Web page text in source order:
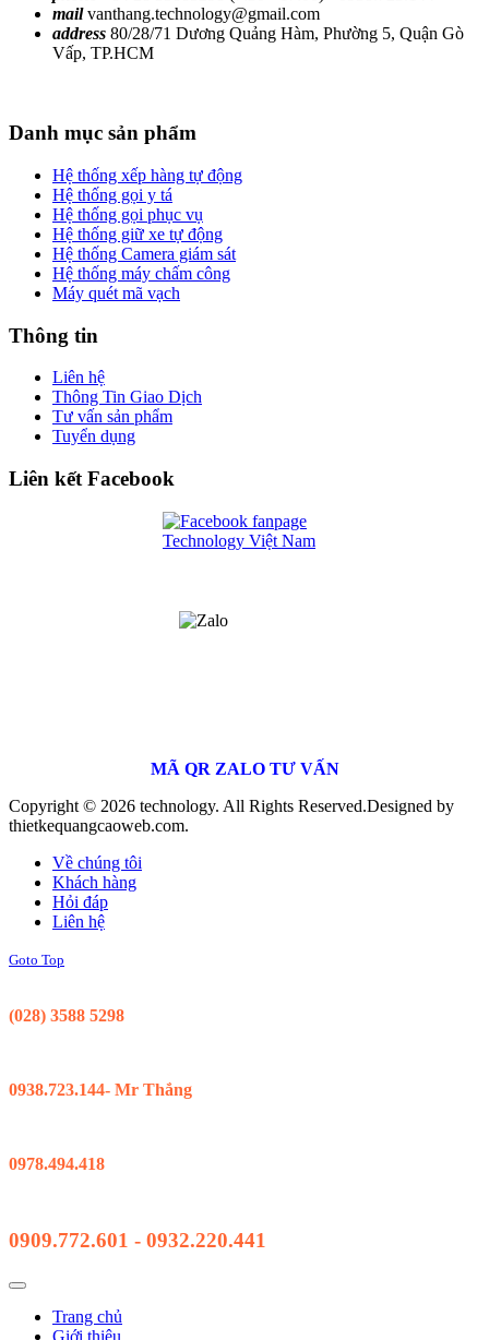
mailvanthang.technology@gmail.com
address 80/28/71 Dương Quảng Hàm, Phường 5, Quận Gò
Vấp, TP.HCM
Danh mục sản phẩm
Hệ thống xếp hàng tự động
Hệ thống gọi y tá
Hệ thống gọi phục vụ
Hệ thống giữ xe tự động
Hệ thống Camera giám sát
Hệ thống máy chấm công
Máy quét mã vạch
Thông tin
Liên hệ
Thông Tin Giao Dịch
Tư vấn sản phẩm
Tuyển dụng
Liên kết Facebook
MÃ QR ZALO TƯ VẤN
Copyright © 2026 technology. All Rights Reserved.Designed by
thietkequangcaoweb.com.
Về chúng tôi
Khách hàng
Hỏi đáp
Liên hệ
Goto Top
(028) 3588 5298
0938.723.144- Mr Thắng
0978.494.418
0909.772.601 - 0932.220.441
Trang chủ
Giới thiệu